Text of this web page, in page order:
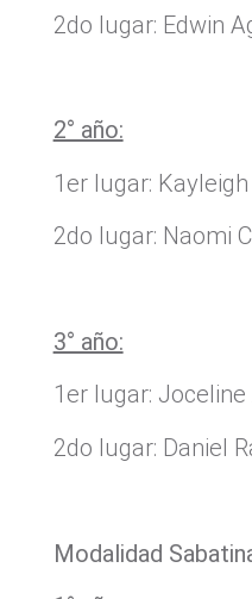
2do lugar: Edwin
2° año:
1er lugar:
2do lugar: Naomi
3° año:
1er lugar: Joceline
2do lugar: Daniel
Modalidad